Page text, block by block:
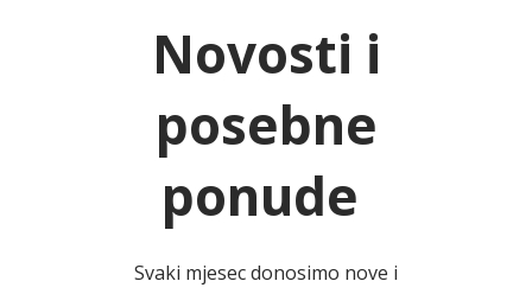
Novosti i
posebne
ponude
Svaki mjesec donosimo nove i